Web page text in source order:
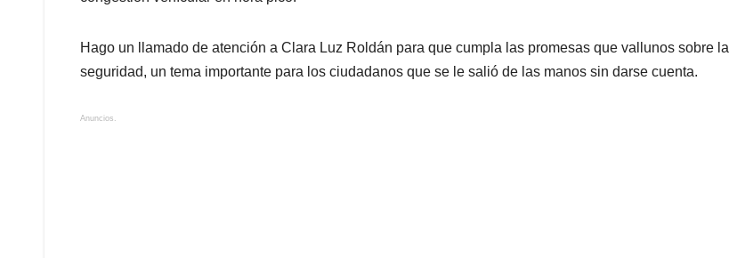
Hago un llamado de atención a Clara Luz Roldán para que cumpla las promesas que vallunos sobre la
seguridad, un tema importante para los ciudadanos que se le salió de las manos sin darse cuenta.
Anuncios.